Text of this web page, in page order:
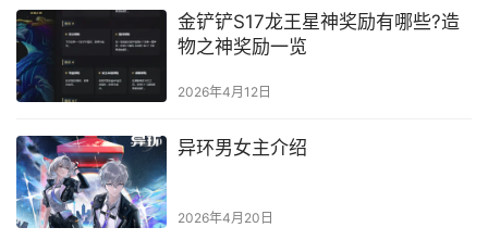
金铲铲S17龙王星神奖励有哪些?造
物之神奖励一览
2026年4月12日
异环男女主介绍
2026年4月20日